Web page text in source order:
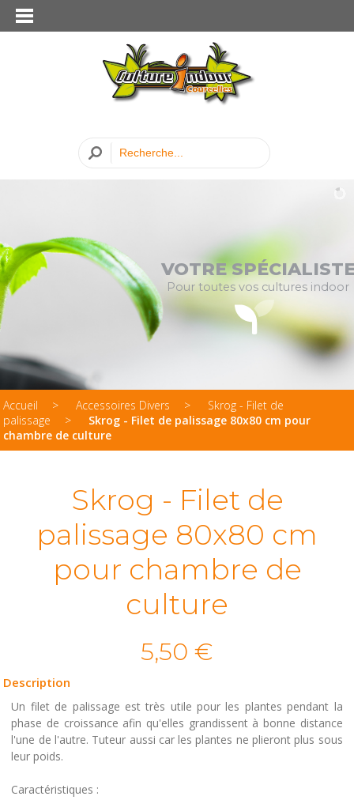
VOTRE
Pour toutes vos cultures indoor
Accueil Accessoires Divers
Skrog - Filet de
palissage
Skrog - Filet de palissage 80x80 cm pour
chambre de culture
Skrog - Filet de
palissage 80x80 cm
pour chambre de
culture
5,50 €
Description
Un filet de palissage est très utile pour les plantes pendant la
phase de croissance afin qu'elles grandissent à bonne distance
l'une de l'autre. Tuteur aussi car les plantes ne plieront plus sous
leur poids.
Caractéristiques :